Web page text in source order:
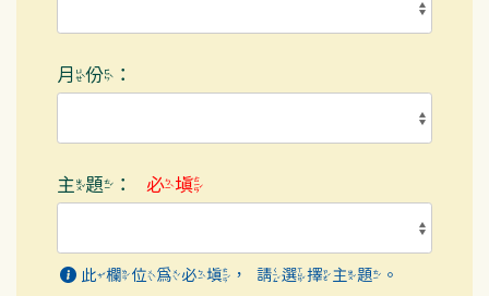
月份：
主題： 必填
此欄位為必填，請選擇主題。